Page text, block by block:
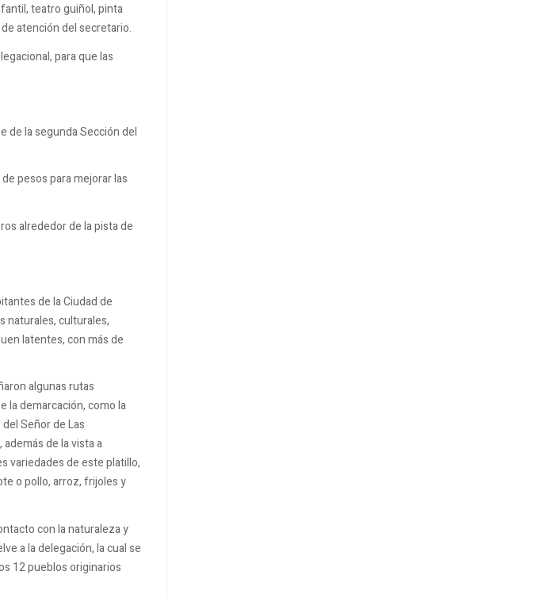
teatro guiñol, pinta
atención del secretario.
para que las
de la segunda Sección del
pesos para mejorar las
alrededor de la pista de
de la Ciudad de
naturales, culturales,
latentes, con más de
algunas rutas
la demarcación, como la
Señor de Las
de la vista a
variedades de este platillo,
o pollo, arroz, frijoles y
con la naturaleza y
a la delegación, la cual se
12 pueblos originarios